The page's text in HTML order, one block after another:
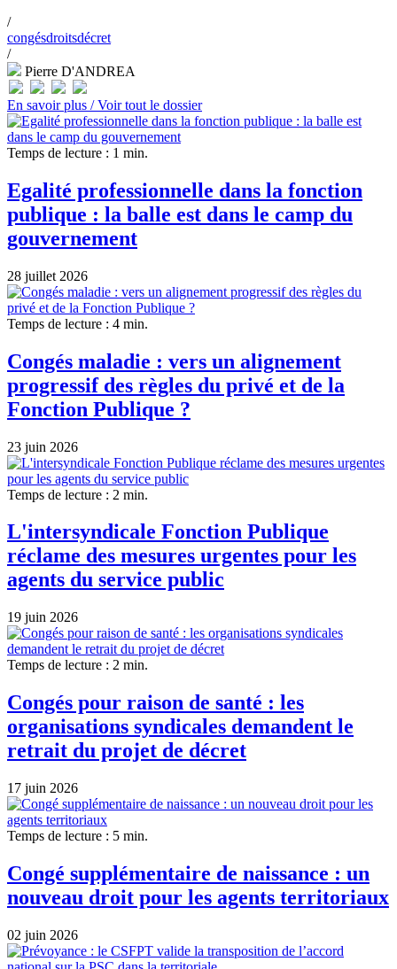
/
congésdroitsdécret
/
Pierre D'ANDREA
En savoir plus /Voir tout le dossier
Temps de lecture : 1 min.
Egalité professionnelle dans la fonction
publique : la balle est dans le camp du
gouvernement
28 juillet 2026
Temps de lecture : 4 min.
Congés maladie : vers un alignement
progressif des règles du privé et de la
Fonction Publique ?
23 juin 2026
Temps de lecture : 2 min.
L'intersyndicale Fonction Publique
réclame des mesures urgentes pour les
agents du service public
19 juin 2026
Temps de lecture : 2 min.
Congés pour raison de santé : les
organisations syndicales demandent le
retrait du projet de décret
17 juin 2026
Temps de lecture : 5 min.
Congé supplémentaire de naissance : un
nouveau droit pour les agents territoriaux
02 juin 2026